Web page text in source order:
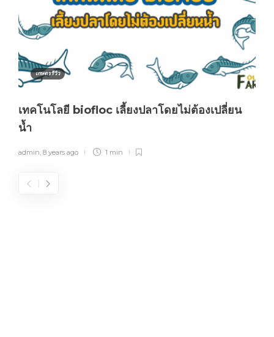
เกษตรรีวิว
เทคโนโลยี biofloc เลี้ยงปลาโดยไม่ต้องเปลี่ยน
น้ำ
admin 8 years ago 1 min